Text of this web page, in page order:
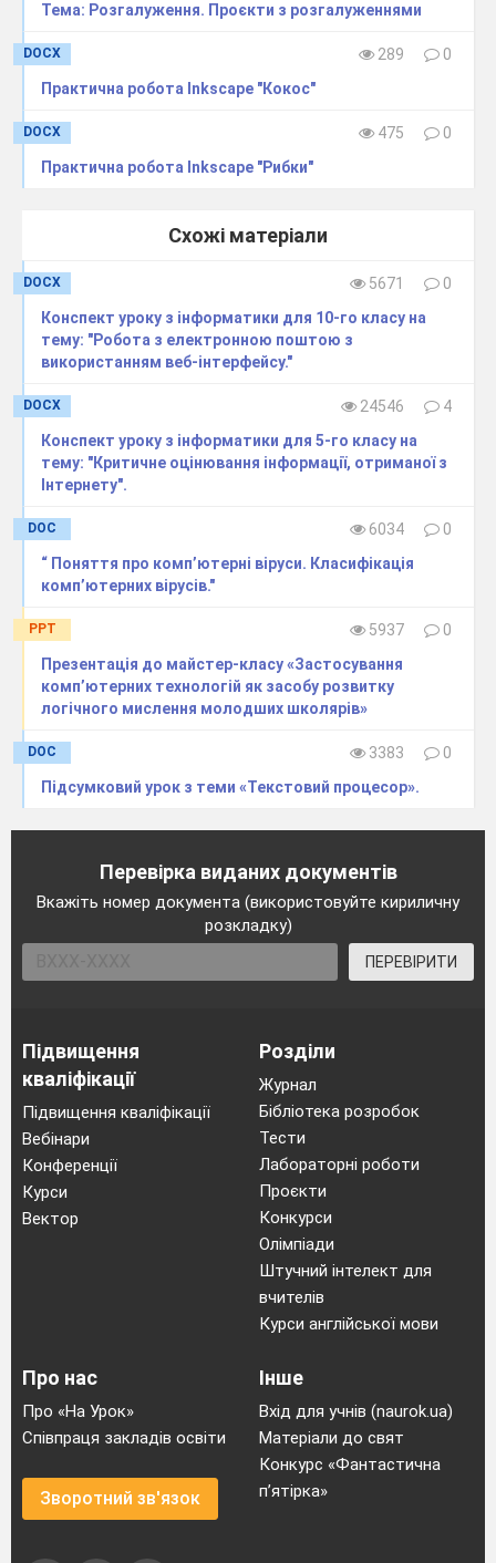
Тема: Розгалуження. Проєкти з розгалуженнями
DOCX 289
0
Практична робота Inkscape "Кокос"
DOCX 475
0
Практична робота Inkscape "Рибки"
Схожі матеріали
DOCX 5671
0
Конспект уроку з інформатики для 10-го класу на
тему: "Робота з електронною поштою з
використанням веб-інтерфейсу."
DOCX 24546
4
Конспект уроку з інформатики для 5-го класу на
тему: "Критичне оцінювання інформації, отриманої з
Інтернету".
DOC 6034
0
“ Поняття про комп’ютерні віруси. Класифікація
комп’ютерних вірусів."
PPT 5937
0
Презентація до майстер-класу «Застосування
комп’ютерних технологій як засобу розвитку
логічного мислення молодших школярів»
DOC 3383
0
Підсумковий урок з теми «Текстовий процесор».
Перевірка виданих документів
Вкажіть номер документа (використовуйте кириличну
розкладку)
ПЕРЕВІРИТИ
Підвищення
кваліфікації
Підвищення кваліфікації
Вебінари
Конференції
Курси
Вектор
Розділи
Журнал
Бібліотека розробок
Тести
Лабораторні роботи
Проєкти
Конкурси
Олімпіади
Штучний інтелект для
вчителів
Курси англійської мови
Про нас
Про «На Урок»
Співпраця закладів освіти
Зворотний зв'язок
Інше
Вхід для учнів (naurok.ua)
Матеріали до свят
Конкурс «Фантастична
п’ятірка»